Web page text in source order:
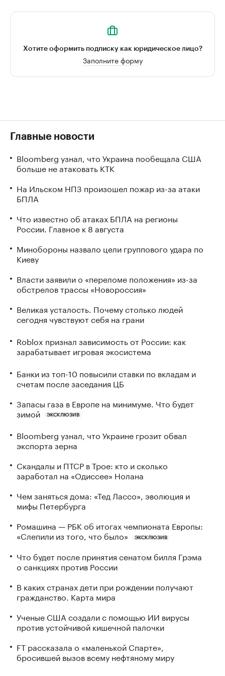
Хотите оформить подписку как юридическое лицо?
Заполните форму
Главные новости
Bloomberg узнал, что Украина пообещала США
больше не атаковать КТК
На Ильском НПЗ произошел пожар из-за атаки
БПЛА
Что известно об атаках БПЛА на регионы
России. Главное к 8 августа
Минобороны назвало цели группового удара по
Киеву
Власти заявили о «переломе положения» из-за
обстрелов трассы «Новороссия»
Великая усталость. Почему столько людей
сегодня чувствуют себя на грани
Roblox признал зависимость от России: как
зарабатывает игровая экосистема
Банки из топ-10 повысили ставки по вкладам и
счетам после заседания ЦБ
Запасы газа в Европе на минимуме. Что будет
зимой
ЭКСКЛЮЗИВ
Bloomberg узнал, что Украине грозит обвал
экспорта зерна
Скандалы и ПТСР в Трое: кто и сколько
заработал на «Одиссее» Нолана
Чем заняться дома: «Тед Лассо», эволюция и
мифы Петербурга
Ромашина — РБК об итогах чемпионата Европы:
«Слепили из того, что было»
ЭКСКЛЮЗИВ
Что будет после принятия сенатом билля Грэма
о санкциях против России
В каких странах дети при рождении получают
гражданство. Карта мира
Ученые США создали с помощью ИИ вирусы
против устойчивой кишечной палочки
FT рассказала о «маленькой Спарте»,
бросившей вызов всему нефтяному миру